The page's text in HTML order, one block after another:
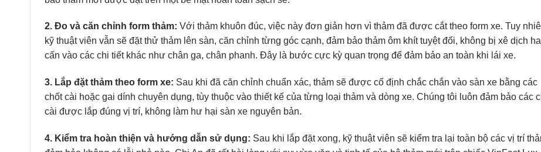
2. Đo và căn chỉnh form thảm: Với thảm khuôn đúc, việc này đơn giản hơn vì thảm đã được cắt theo form xe. Tuy
kỹ thuật viên vẫn sẽ đặt thử thảm lên sàn, căn chỉnh từng góc cạnh, đảm bảo thảm ôm khít tuyệt đối, không bị xê dịch
cấn vào các chi tiết khác như chân ga, chân phanh. Đây là bước cực kỳ quan trọng để đảm bảo an toàn khi lái xe.
3. Lắp đặt thảm theo form xe: Sau khi đã căn chỉnh chuẩn xác, thảm sẽ được cố định chắc chắn vào sàn xe bằng các
chốt cài hoặc gai dính chuyên dụng, tùy thuộc vào thiết kế của từng loại thảm và dòng xe. Chúng tôi luôn đảm bảo các
cài được lắp đúng vị trí, không làm hư hại sàn xe nguyên bản.
4. Kiểm tra hoàn thiện và hướng dẫn sử dụng: Sau khi lắp đặt xong, kỹ thuật viên sẽ kiểm tra lại toàn bộ các vị trí